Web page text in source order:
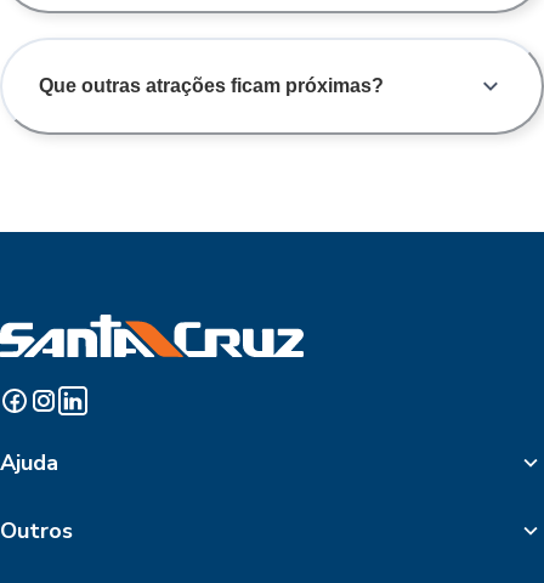
Que outras atrações ficam próximas?
Ajuda
Outros